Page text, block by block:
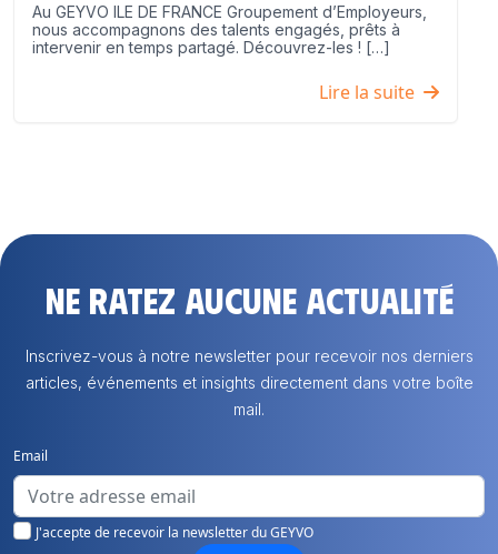
Au GEYVO ILE DE FRANCE Groupement d’Employeurs,
nous accompagnons des talents engagés, prêts à
intervenir en temps partagé. Découvrez-les ! […]
Lire la suite
Ne ratez aucune actualité
Inscrivez-vous à notre newsletter pour recevoir nos derniers
articles, événements et insights directement dans votre boîte
mail.
Email
J'accepte de recevoir la newsletter du GEYVO